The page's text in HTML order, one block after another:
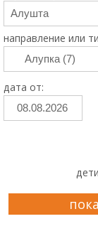
направление или
дата от: